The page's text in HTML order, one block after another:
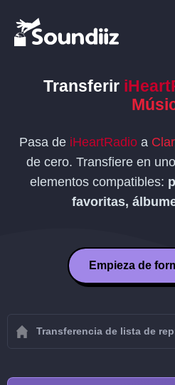
Transferir
Pasa de iHeartRadio a
de cero. Transfiere en
elementos compatibles:
favoritas,
Empieza de
Transferencia de lista de